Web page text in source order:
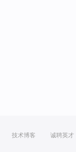
技术博客 诚聘英才